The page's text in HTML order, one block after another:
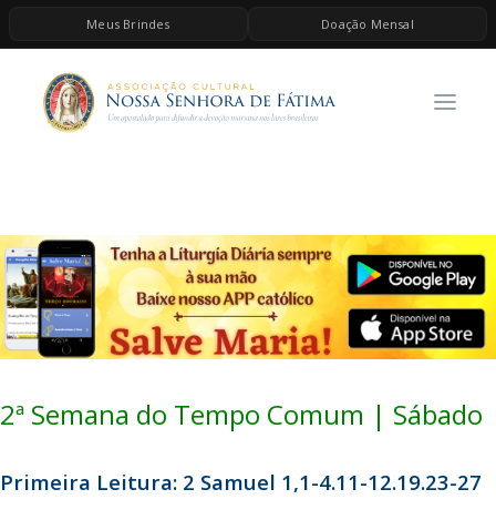
Meus Brindes Doação Mensal
HOME
A ASSOCIAÇÃO
AS MELHORES MÚSICAS CATÓLICAS
BRINDES
QUERO DOAR
2ª Semana do Tempo Comum | Sábado
Primeira Leitura: 2 Samuel 1,1-4.11-12.19.23-27